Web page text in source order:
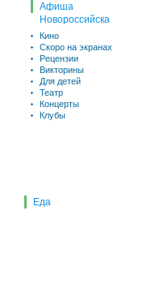
Афиша
Новороссийска
Кино
Скоро на экранах
Рецензии
Викторины
Для детей
Театр
Концерты
Клубы
Еда